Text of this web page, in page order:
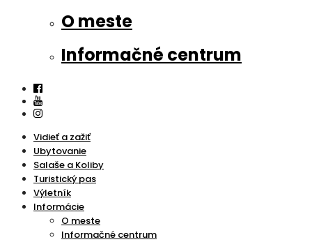
O meste
Informačné centrum
Vidieť a zažiť
Ubytovanie
Salaše a Koliby
Turistický pas
Výletník
Informácie
O meste
Informačné centrum